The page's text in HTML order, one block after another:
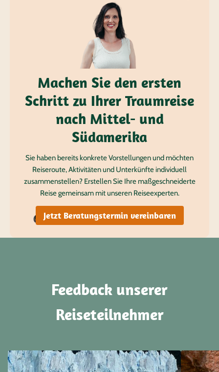
Machen Sie den ersten
Schritt zu Ihrer Traumreise
nach Mittel- und
Südamerika
Sie haben bereits konkrete Vorstellungen und möchten
Reiseroute, Aktivitäten und Unterkünfte individuell
zusammenstellen? Erstellen Sie Ihre maßgeschneiderte
Reise gemeinsam mit unseren Reiseexperten.
Jetzt Beratungstermin vereinbaren
Feedback unserer
Reiseteilnehmer